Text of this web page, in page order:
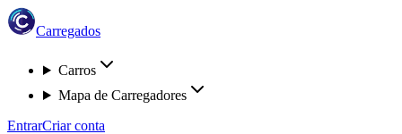
Carregados
Carros
Mapa de Carregadores
EntrarCriar conta